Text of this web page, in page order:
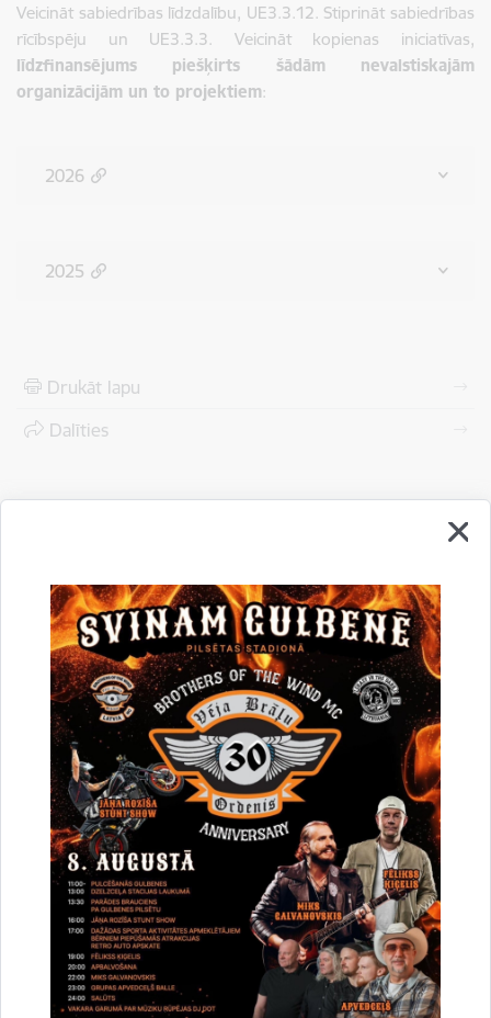
Veicināt sabiedrības līdzdalību, UE3.3.12. Stiprināt sabiedrības
rīcībspēju un UE3.3.3. Veicināt kopienas iniciatīvas,
līdzfinansējums piešķirts šādām nevalstiskajām
organizācijām un to projektiem:
2026
2025
Drukāt lapu
Dalīties
Vai šī informācija bija noderīga?
Sniegt atsauksmi
Esi pirmais, kurš uzzina!